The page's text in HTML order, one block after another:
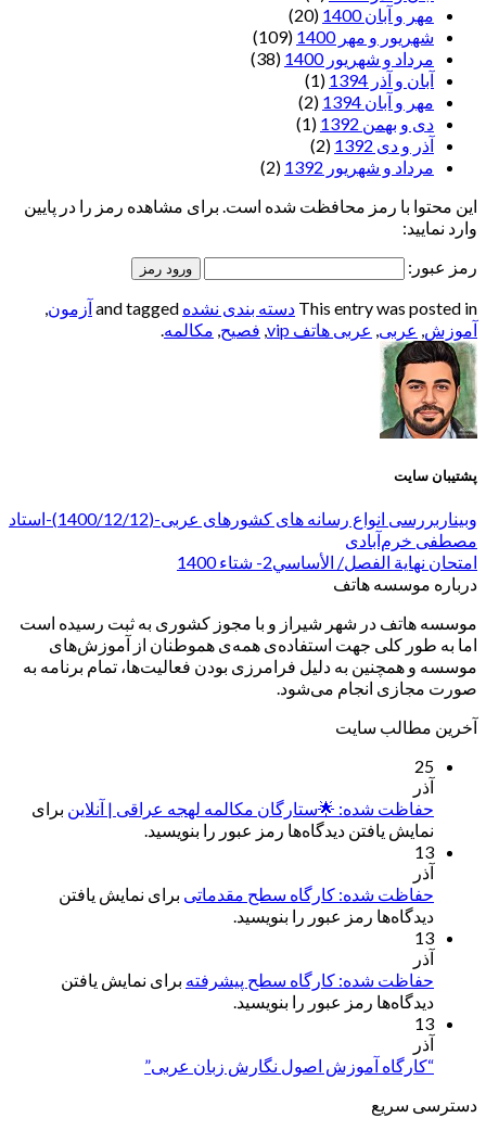
مهر و آبان 1400
(20)
شهریور و مهر 1400
(109)
مرداد و شهریور 1400
(38)
آبان و آذر 1394
(1)
مهر و آبان 1394
(2)
دی و بهمن 1392
(1)
آذر و دی 1392
(2)
مرداد و شهریور 1392
(2)
این محتوا با رمز محافظت شده است. برای مشاهده رمز را در پایین
وارد نمایید:
رمز عبور:
This entry was posted in دسته بندی نشده آزمون,
آموزش, عربی, عربی هاتف vip , فصیح, مکالمه.
پشتیبان سایت
وبیناربررسی انواع رسانه های کشورهای عربی-(1400/12/12)-استاد
مصطفی خرم‌آبادی
امتحان نهایة الفصل/ الأساسي2- شتاء 1400
درباره موسسه هاتف
موسسه هاتف در شهر شیراز و با مجوز کشوری به ثبت رسیده است
اما به طور کلی جهت استفاده‌ی همه‌ی هموطنان از آموزش‌های
موسسه و همچنین به دلیل فرامرزی بودن فعالیت‌ها، تمام برنامه به
صورت مجازی انجام می‌شود.
آخرین مطالب سایت
25
آذر
حفاظت شده: 🌟ستارگان مکالمه لهجه عراقی | آنلاین برای
نمایش یافتن دیدگاه‌ها رمز عبور را بنویسید.
13
آذر
حفاظت شده: کارگاه سطح مقدماتی برای نمایش یافتن
دیدگاه‌ها رمز عبور را بنویسید.
13
آذر
حفاظت شده: کارگاه سطح پیشرفته برای نمایش یافتن
دیدگاه‌ها رمز عبور را بنویسید.
13
آذر
“کارگاه آموزش اصول نگارش زبان عربی”
دسترسی سریع